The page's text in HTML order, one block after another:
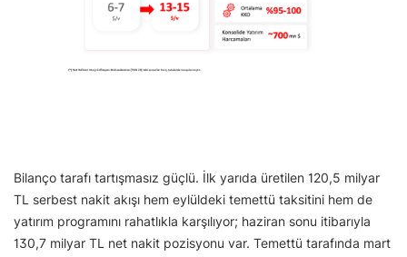
Bilanço tarafı tartışmasız güçlü. İlk yarıda üretilen 120,5 milyar
TL serbest nakit akışı hem eylüldeki temettü taksitini hem de
yatırım programını rahatlıkla karşılıyor; haziran sonu itibarıyla
130,7 milyar TL net nakit pozisyonu var. Temettü tarafında mart